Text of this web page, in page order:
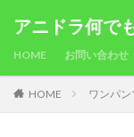
アニドラ何で
HOME お問い合わせ
HOME ワンパン